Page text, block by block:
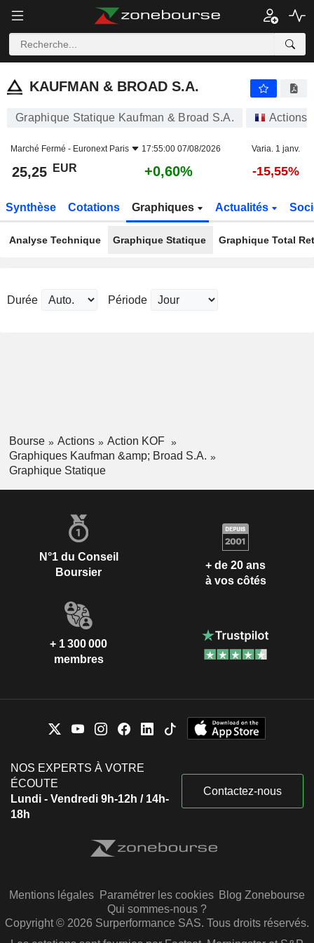
KAUFMAN & BROAD S.A.
KAUFMAN & BROAD S.A.
Graphique Statique Kaufman & Broad S.A. Actions
Marché Fermé - Euronext Paris 17:55:00 07/08/2026 Varia. 1 janv.
25,25 EUR +0,60% -15,55%
Synthèse Cotations Graphiques Actualités
Analyse Technique Graphique Statique Graphique Total
Durée Période
Bourse Actions
Action KOF
Graphiques Kaufman &amp; Broad S.A.
Graphique Statique
N°1 du Conseil
Boursier
+ de 20 ans
à vos côtés
+ 1 300 000
membres
NOS EXPERTS À VOTRE
ÉCOUTE
Lundi - Vendredi 9h-12h / 14h-
18h
Contactez-nous
Mentions légales Paramétrer les cookies Blog Zonebourse
Qui sommes-nous ?
Copyright © 2026 Surperformance SAS. Tous droits réservés.